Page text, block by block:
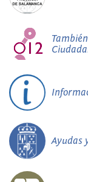
Ayudas